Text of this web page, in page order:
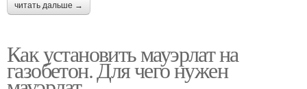
читать дальше →
Как установить мауэрлат на
газобетон. Для чего нужен